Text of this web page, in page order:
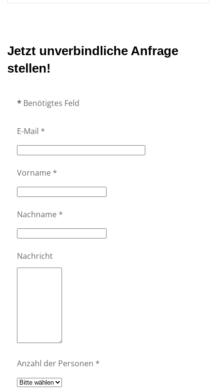
Jetzt unverbindliche Anfrage
stellen!
* Benötigtes Feld
E-Mail *
Vorname *
Nachname *
Nachricht
Anzahl der Personen *